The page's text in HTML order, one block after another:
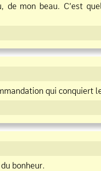
de mon beau. C’est
qui conquiert
bonheur.